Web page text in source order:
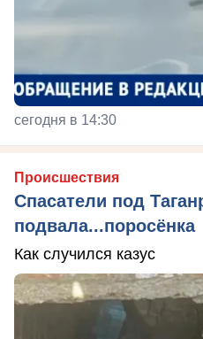
сегодня в 14:30
Происшествия
Спасатели под
подвала...поросёнка
Как случился казус